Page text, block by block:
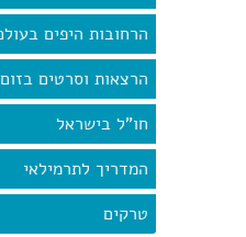
הרחובות היפים
הרצאות וסרטים בזום
חו"ל בישראל
המדריך לתרמילאי
טרקים